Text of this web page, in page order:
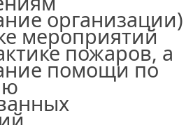
организации)
мероприятий
пожаров, а
помощи по